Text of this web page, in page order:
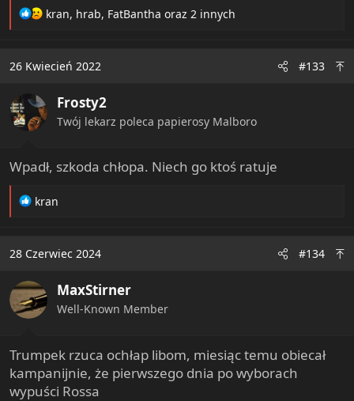
R
t
o
n
kran, hrab, FatBantha oraz 2 innych
26 Kwiecień 2022 #133
Frosty2
Twój lekarz poleca papierosy Malboro
Wpadł, szkoda chłopa. Niech go ktoś ratuje
R
t
o
n
s
kran
28 Czerwiec 2024 #134
MaxStirner
Well-Known Member
Trumpek rzuca ochłap libom, miesiąc temu obiecał
kampanijnie, że pierwszego dnia po wyborach
wypuści Rossa